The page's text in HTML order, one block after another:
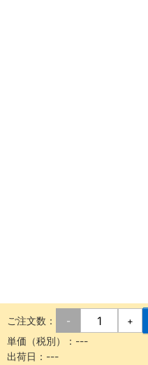
ご注文数： - +
単価（税別）： ---
出荷日： ---